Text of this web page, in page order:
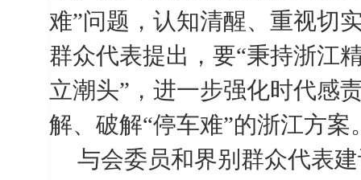
难”问题，认知清醒、重视切
群众代表提出，要“秉持浙江
立潮头”，进一步强化时代感
解、破解“停车难”的浙江方案
与会委员和界别群众代表